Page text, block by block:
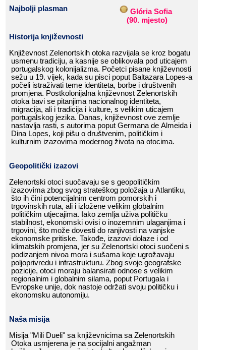
Najbolji​​ plasman
​​Glória​​ Sofia
(90.​​ mjesto)
Historija​​ književnosti
Književnost​​ Zelenortskih​​ otoka​​ razvijala​​ se​​ kroz​​ bogatu​​
usmenu​​ tradiciju,​​ a​​ kasnije​​ se​​ oblikovala​​ pod​​ uticajem​​
portugalskog​​ kolonijalizma.​​ Početci​​ pisane​​ književnosti​​
sežu​​ u​​ 19.​​ vijek,​​ kada​​ su​​ pisci​​ poput​​ Baltazara​​ Lopes-a​​
počeli​​ istraživati​​ teme​​ identiteta,​​ borbe​​ i​​ društvenih​​
promjena.​​ Postkolonijalna​​ književnost​​ Zelenortskih​​
otoka​​ bavi​​ se​​ pitanjima​​ nacionalnog​​ identiteta,​​
migracija,​​ ali​​ i​​ tradicija​​ i​​ kulture,​​ s​​ velikim​​ uticajem​​
portugalskog​​ jezika.​​ Danas,​​ književnost​​ ove​​ zemlje​​
nastavlja​​ rasti,​​ s​​ autorima​​ poput​​ Germana​​ de​​ Almeida​​ i​​
Dina​​ Lopes,​​ koji​​ pišu​​ o​​ društvenim,​​ političkim​​ i​​
kulturnim​​ izazovima​​ modernog​​ života​​ na​​ otocima.​​
Geopolitički​​ izazovi
Zelenortski​​ otoci​​ suočavaju​​ se​​ s​​ geopolitičkim​​
izazovima​​ zbog​​ svog​​ strateškog​​ položaja​​ u​​ Atlantiku,​​
što​​ ih​​ čini​​ potencijalnim​​ centrom​​ pomorskih​​ i​​
trgovinskih​​ ruta,​​ ali​​ i​​ izložene​​ velikim​​ globalnim​​
političkim​​ utjecajima.​​ Iako​​ zemlja​​ uživa​​ političku​​
stabilnost,​​ ekonomski​​ ovisi​​ o​​ inozemnim​​ ulaganjima​​ i​​
trgovini,​​ što​​ može​​ dovesti​​ do​​ ranjivosti​​ na​​ vanjske​​
ekonomske​​ pritiske.​​ Takođe,​​ izazovi​​ dolaze​​ i​​ od​​
klimatskih​​ promjena,​​ jer​​ su​​ Zelenortski​​ otoci​​ suočeni​​ s​​
podizanjem​​ nivoa​​ mora​​ i​​ sušama​​ koje​​ ugrožavaju​​
poljoprivredu​​ i​​ infrastrukturu.​​ Zbog​​ svoje​​ geografske​​
pozicije,​​ otoci​​ moraju​​ balansirati​​ odnose​​ s​​ velikim​​
regionalnim​​ i​​ globalnim​​ silama,​​ poput​​ Portugala​​ i​​
Evropske​​ unije,​​ dok​​ nastoje​​ održati​​ svoju​​ političku​​ i​​
ekonomsku​​ autonomiju.​​
Naša​​ misija
Misija​​ "Mili​​ Dueli"​​ sa​​ književnicima​​ sa​​ Zelenortskih​​
Otoka​​ usmjerena​​ je​​ na​​ socijalni​​ angažman​​